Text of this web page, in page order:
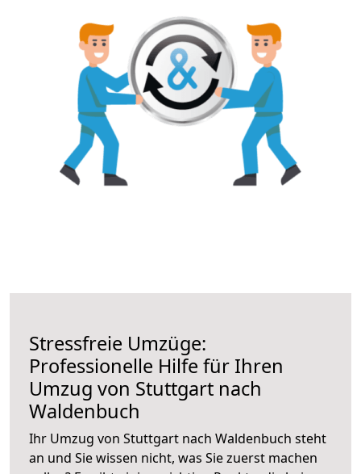
Stressfreie Umzüge:
Professionelle Hilfe für Ihren
Umzug von Stuttgart nach
Waldenbuch
Ihr Umzug von Stuttgart nach Waldenbuch steht
an und Sie wissen nicht, was Sie zuerst machen